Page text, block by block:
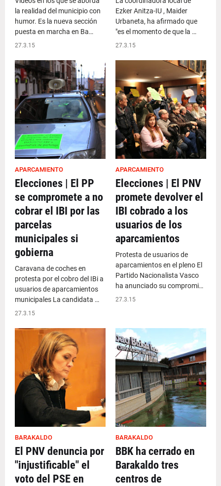
la realidad del municipio con
humor. Es la nueva sección
puesta en marcha en Ba…
27.3.15
Ezker Anitza-IU , Maider
Urbaneta, ha afirmado que
"es el momento de que la …
27.3.15
APARCAMIENTO
Elecciones | El PP
se compromete a no
cobrar el IBI por las
parcelas
municipales si
gobierna
Caravana de coches en
protesta por el cobro del IBi a
usuarios de aparcamientos
municipales La candidata …
27.3.15
APARCAMIENTO
Elecciones | El PNV
promete devolver el
IBI cobrado a los
usuarios de los
aparcamientos
Protesta de usuarios de
aparcamientos en el pleno El
Partido Nacionalista Vasco
ha anunciado su compromi…
27.3.15
BARAKALDO
El PNV denuncia por
"injustificable" el
voto del PSE en
BARAKALDO
BBK ha cerrado en
Barakaldo tres
centros de